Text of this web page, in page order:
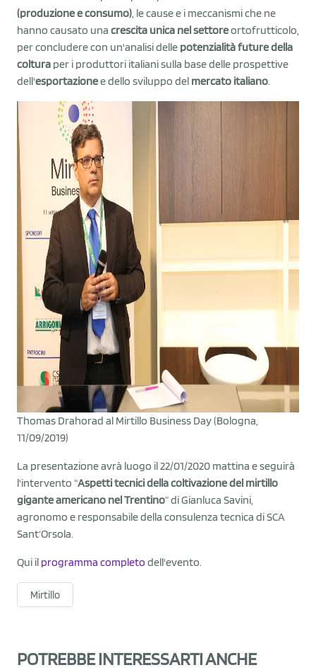
(produzione e consumo) , le cause e i meccanismi che ne
hanno causato una crescita unica nel settoreortofrutticolo,
per concludere con un'analisi delle potenzialità future della
coltura per i produttori italiani sulla base delle prospettive
dell'esportazionee dello sviluppo del mercato italiano.
Thomas Drahorad al Mirtillo Business Day (Bologna,
11/09/2019)
La presentazione avrà luogo il 22/01/2020 mattina e seguirà
l'intervento “Aspetti tecnici della coltivazione del mirtillo
gigante americano nel Trentino” di Gianluca Savini,
agronomo e responsabile della consulenza tecnica di SCA
Sant‘Orsola.
Qui il programma completo dell'evento.
Mirtillo
POTREBBE INTERESSARTI ANCHE